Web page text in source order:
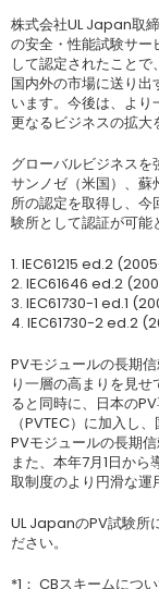
株式会社UL Japan取
の安全・性能試験サー
して認定されたこと
国内外の市場に送り
います。今後は、より
更なるビジネスの拡大
グローバルビジネスを
サンノゼ（米国）、
所の認定を取得し、
験所として認証が可能
1. IEC61215 ed.2
2. IEC61646 ed.2
3. IEC61730-1 ed.1
4. IEC61730-2 ed.2
PVモジュールの長期
り一層の高まりを見
ると同時に、日本の
（PVTEC）に加入し
PVモジュールの長期
また、本年7月1日か
取制度のより円滑な運
UL JapanのPV試験所
ださい。
*1： CBスキームにつ